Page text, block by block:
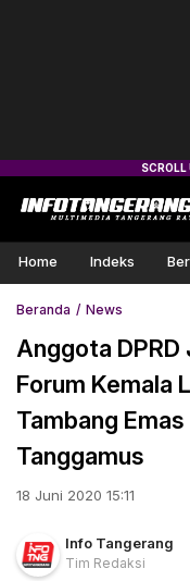
Home Indeks
Beranda News
Anggota DPRD
Forum Kemala
Tambang
Tanggamus
18 Juni 2020 15:11
Info Tangerang
Tim Redaksi